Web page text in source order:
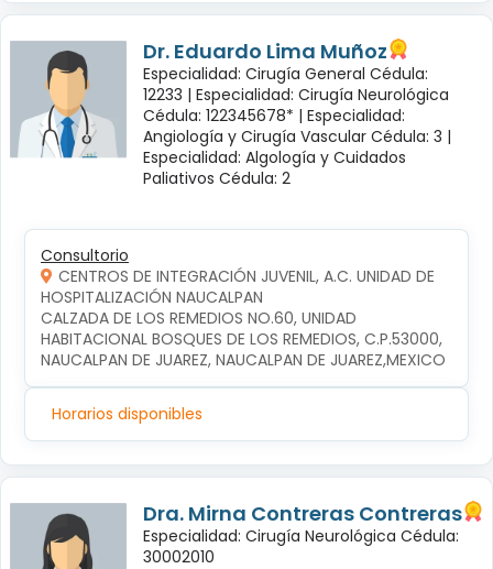
Dr. Eduardo Lima Muñoz
Especialidad: Cirugía General Cédula:
12233 | Especialidad: Cirugía Neurológica
Cédula: 122345678* | Especialidad:
Angiología y Cirugía Vascular Cédula: 3 |
Especialidad: Algología y Cuidados
Paliativos Cédula: 2
Consultorio
CENTROS DE INTEGRACIÓN JUVENIL, A.C. UNIDAD DE
HOSPITALIZACIÓN NAUCALPAN
CALZADA DE LOS REMEDIOS NO.60, UNIDAD
HABITACIONAL BOSQUES DE LOS REMEDIOS, C.P.53000,
NAUCALPAN DE JUAREZ, NAUCALPAN DE JUAREZ,MEXICO
Horarios disponibles
Dra. Mirna Contreras Contreras
Especialidad: Cirugía Neurológica Cédula:
30002010